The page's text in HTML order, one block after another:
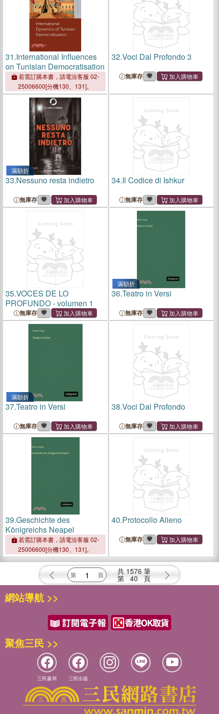
31.International Influences
on Tunisian Democratisation
若需訂購本書，請電洽客服 02-
25006600[分機130、131]。
32.Voci Dal Profondo 3
無庫存
滿額折
33.Nessuno resta indietro
無庫存
34.Il Codice di Ishkur
無庫存
35.VOCES DE LO
PROFUNDO - volumen 1
無庫存
滿額折
36.Teatro in Versi
無庫存
滿額折
37.Teatro in Versi
無庫存
38.Voci Dal Profondo
無庫存
39.Geschichte des
Königreichs Neapel
若需訂購本書，請電洽客服 02-
25006600[分機130、131]。
40.Protocollo Alieno
無庫存
共 1576 筆
第 40 頁
網站導航 >>
聚焦三民 >>
三民書局 三民出版